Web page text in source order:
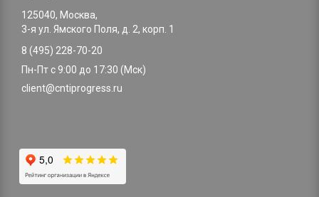
125040, Москва,
3-я ул. Ямского Поля, д. 2, корп. 1
8 (495) 228-70-20
Пн-Пт с 9:00 до 17:30 (Мск)
client@cntiprogress.ru